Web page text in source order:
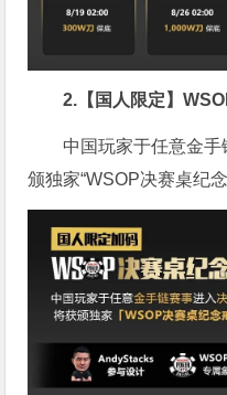
2.【国人限定】
中国玩家于任意金
颁独家“WSOP决赛桌纪念